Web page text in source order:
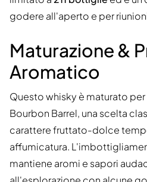
godere all'aperto e per
Maturazione &
Aromatico
Questo whisky è maturato per
Bourbon Barrel, una scelta
carattere fruttato-dolce
affumicatura.
mantiene aromi e sapori